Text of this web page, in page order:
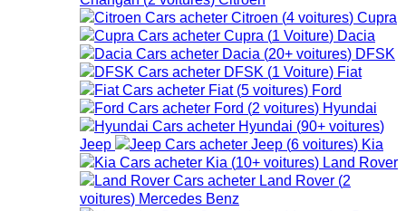
Citroen (4 voitures) Cupra
Cupra (1 Voiture) Dacia
Dacia (20+ voitures) DFSK
DFSK (1 Voiture) Fiat
Fiat (5 voitures) Ford
Ford (2 voitures) Hyundai
Hyundai (90+ voitures)
Jeep
Jeep (6 voitures) Kia
Kia (10+ voitures) Land Rover
Land Rover (2
voitures) Mercedes Benz